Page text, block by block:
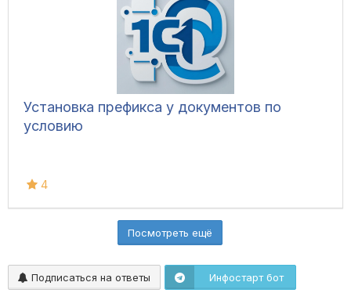
Установка префикса у документов по
условию
4
Посмотреть ещё
Подписаться на ответы Инфостарт бот